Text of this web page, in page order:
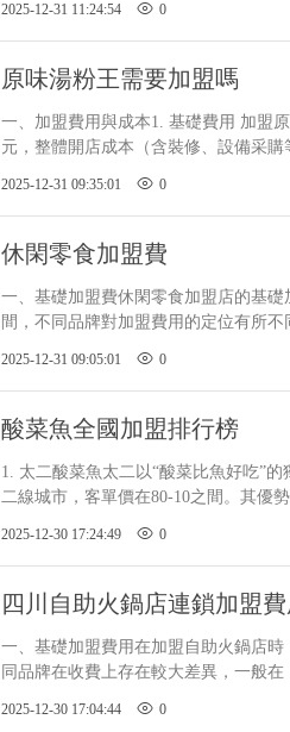
2025-12-31 11:24:54 0
原味湯粉王需要加盟嗎
一、加盟費用與成本1. 基礎費用 加
元，整體開店成本（含裝修、設備采
2025-12-31 09:35:01 0
休閑零食加盟費
一、基礎加盟費休閑零食加盟店的
間，不同品牌對加盟費用的定位有所不同
2025-12-31 09:05:01 0
酸菜魚全國加盟排行榜
1. 太二酸菜魚太二以“酸菜比魚好吃”
二線城市，客單價在80-10之間。
2025-12-30 17:24:49 0
四川自助火鍋店連鎖加盟
一、基礎加盟費用在加盟自助火鍋店
同品牌在收費上存在較大差異，一般
2025-12-30 17:04:44 0